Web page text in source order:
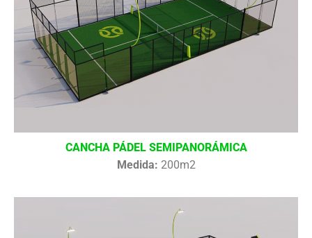
CANCHA PÁDEL SEMIPANORÁMICA
Medida: 200m2